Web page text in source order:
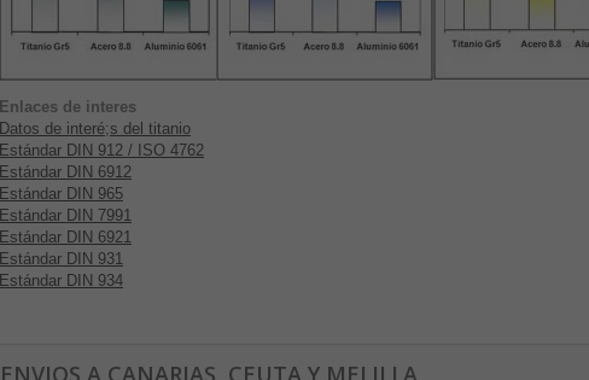
Enlaces de interes
Datos de interé;s del titanio
Estándar DIN 912 / ISO 4762
Estándar DIN 6912
Estándar DIN 965
Estándar DIN 7991
Estándar DIN 6921
Estándar DIN 931
Estándar DIN 934
ENVIOS A CANARIAS, CEUTA Y MELILLA